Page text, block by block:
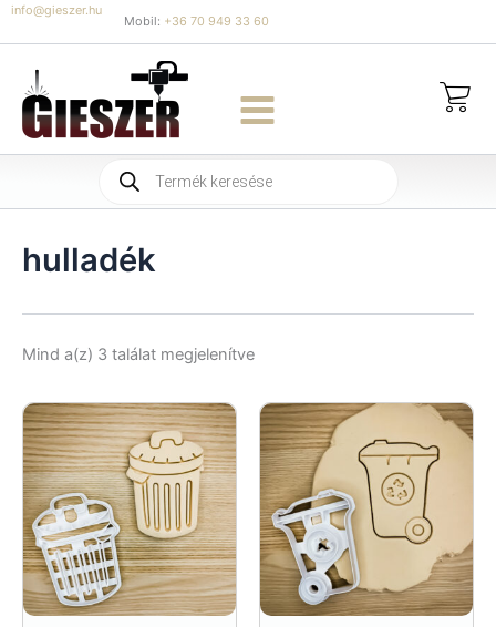
Skip
to
content
info@gieszer.hu
Mobil: +36 70 949 33 60
Products
search
hulladék
Mind a(z) 3 találat megjelenítveSorted